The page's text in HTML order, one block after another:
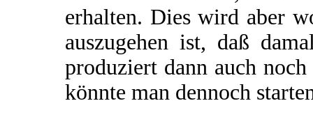
erhalten. Dies wird aber
auszugehen ist, daß
produziert dann auch
könnte man dennoch